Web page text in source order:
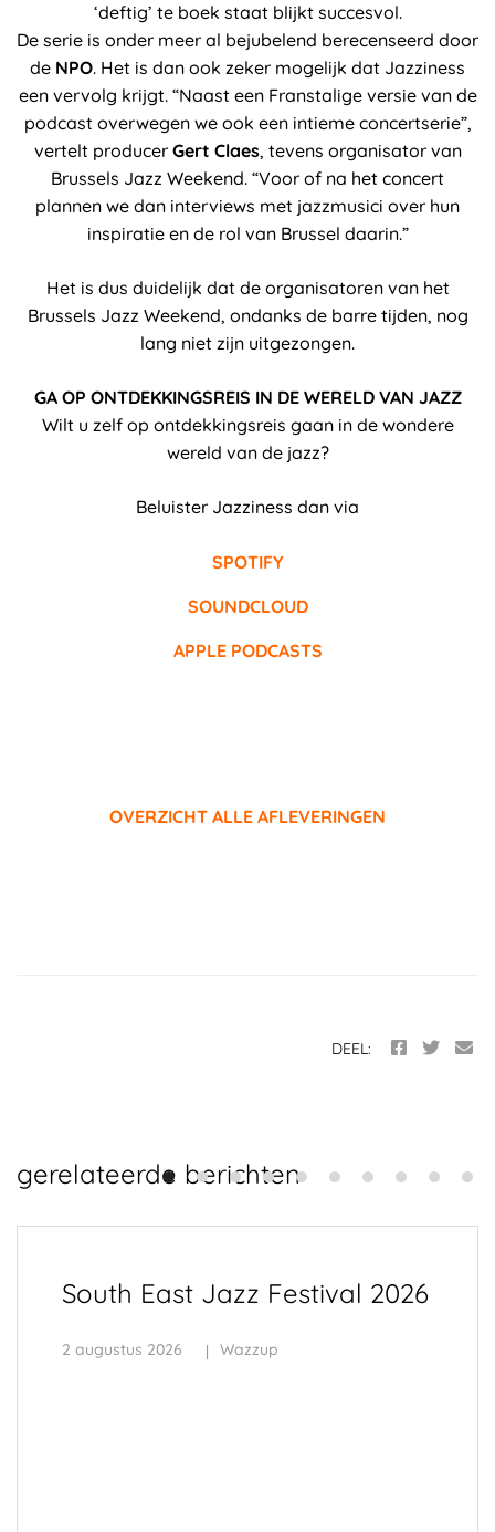
‘deftig’ te boek staat blijkt succesvol.
De serie is onder meer al bejubelend berecenseerd door
de NPO. Het is dan ook zeker mogelijk dat Jazziness
een vervolg krijgt. “Naast een Franstalige versie van de
podcast overwegen we ook een intieme concertserie”,
vertelt producer Gert Claes, tevens organisator van
Brussels Jazz Weekend. “Voor of na het concert
plannen we dan interviews met jazzmusici over hun
inspiratie en de rol van Brussel daarin.”
Het is dus duidelijk dat de organisatoren van het
Brussels Jazz Weekend, ondanks de barre tijden, nog
lang niet zijn uitgezongen.
GA OP ONTDEKKINGSREIS IN DE WERELD VAN JAZZ
Wilt u zelf op ontdekkingsreis gaan in de wondere
wereld van de jazz?
Beluister Jazziness dan via
SPOTIFY
SOUNDCLOUD
APPLE PODCASTS
OVERZICHT ALLE AFLEVERINGEN
DEEL:
gerelateerde berichten
South East Jazz Festival 2026
2 augustus 2026 Wazzup